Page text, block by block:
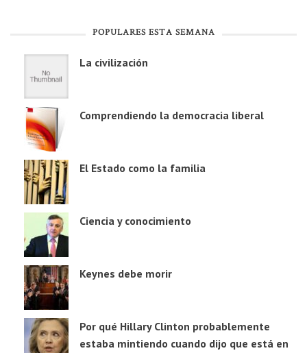
POPULARES ESTA SEMANA
La civilización
Comprendiendo la democracia liberal
El Estado como la familia
Ciencia y conocimiento
Keynes debe morir
Por qué Hillary Clinton probablemente
estaba mintiendo cuando dijo que está en